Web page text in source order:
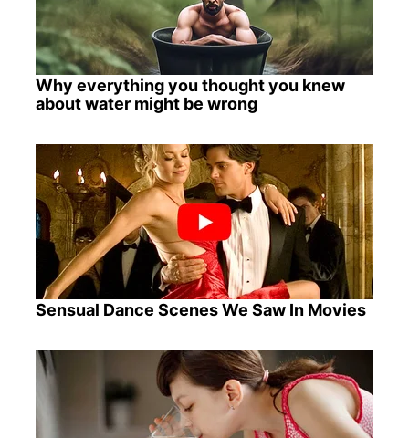
Why everything you thought you knew
about water might be wrong
Sensual Dance Scenes We Saw In Movies